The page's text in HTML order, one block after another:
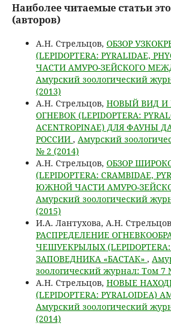
Наиболее читаемые статьи
(авторов)
А.Н. Стрельцов, ОБЗОР
(LEPIDOPTERA: PYRALIDAE,
ЧАСТИ АМУРО-ЗЕЙСКОГО
Амурский зоологический
(2013)
А.Н. Стрельцов, НОВЫЙ ВИД И
ОГНЕВОК (LEPIDOPTERA:
ACENTROPINAE) ДЛЯ ФАУНЫ
РОССИИ , Амурский
№ 2 (2014)
А.Н. Стрельцов, ОБЗОР
(LEPIDOPTERA: CRAMBIDAE,
ЮЖНОЙ ЧАСТИ АМУРО-
Амурский зоологический
(2015)
И.А. Лантухова, А.Н.
РАСПРЕДЕЛЕНИЕ
ЧЕШУЕКРЫЛЫХ (LEPIDOPTERA:
ЗАПОВЕДНИКА «БАСТАК» ,
зоологический журнал: Том 7
А.Н. Стрельцов, НОВЫЕ
(LEPIDOPTERA:
Амурский зоологический
(2014)